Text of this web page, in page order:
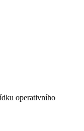
operativního